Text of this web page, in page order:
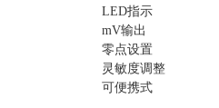
LED指示
mV输出
零点设置
灵敏度调整
可便携式